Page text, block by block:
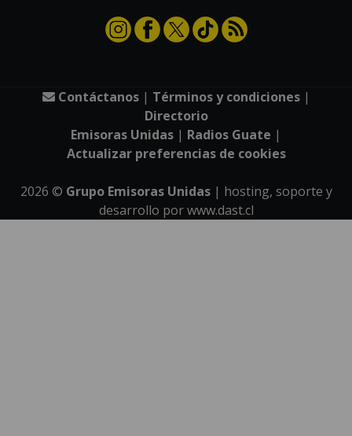
Contáctanos| Términos y condiciones|
Directorio
Emisoras Unidas | Radios Guate |
Actualizar preferencias de cookies
2026 © Grupo Emisoras Unidas| hosting, soporte y
desarrollo porwww.dast.cl